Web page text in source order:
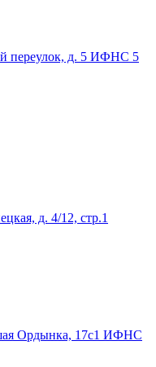
ИФНС 5
ИФНС